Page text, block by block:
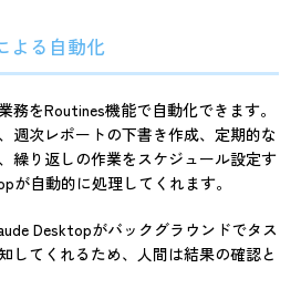
よる自動化
務をRoutines機能で自動化できます。
週次レポートの下書き作成、定期的な
繰り返しの作業をスケジュール設定す
が自動的に処理してくれます。
Desktopがバックグラウンドでタス
してくれるため、人間は結果の確認と